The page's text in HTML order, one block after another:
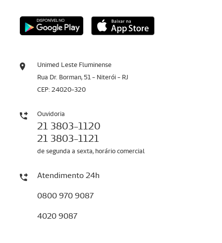
Unimed Leste Fluminense
Rua Dr. Borman, 51 - Niterói - RJ
CEP: 24020-320
Ouvidoria
21 3803-1120
21 3803-1121
de segunda a sexta, horário comercial
Atendimento 24h
0800 970 9087
4020 9087